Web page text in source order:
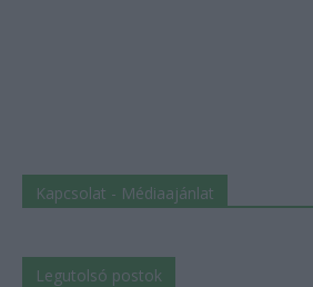
Kapcsolat - Médiaajánlat
Legutolsó postok